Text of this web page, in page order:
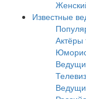
Известные
Актёры